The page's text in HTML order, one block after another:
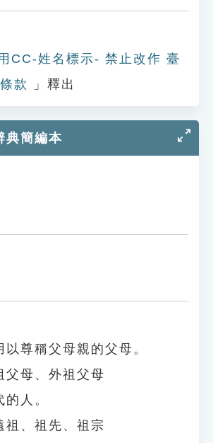
CC-姓名標示- 禁止改作 臺
款
」釋出
典簡編本
以尊稱父母親的父母。
父母、外祖父母
人。
祖、祖先、祖宗